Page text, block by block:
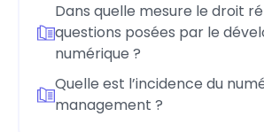
Dans quelle mesure le droit
questions posées par le
numérique ?
Quelle est l’incidence du
management ?